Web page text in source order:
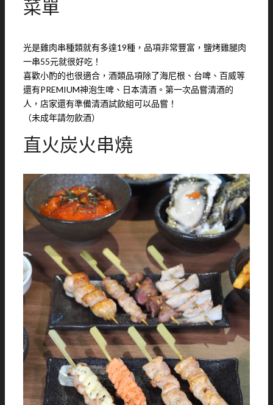
菜單
光是雞肉串種類就有多達19種，品項非常豐富，鹽烤雞腿肉
一串55元就很好吃！
喜歡小酌的也很適合，酒類品項除了海尼根、台啤、百威等
還有PREMIUM神泡生啤、日本清酒。第一次品嘗清酒的
人，店家還有準備清酒試飲組可以品嘗！
（未成年請勿飲酒）
直火炭火串燒